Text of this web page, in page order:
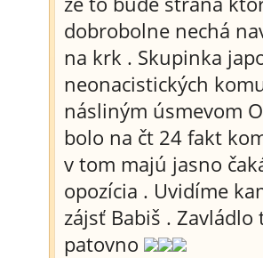
dobrobolne nechá
na krk . Skupinka
neonacistických
násliným úsmevom
bolo na čt 24 fakt
v tom majú jasno
opozícia . Uvidíme
zájsť Babiš . Zavládlo
patovno